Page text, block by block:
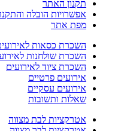
תקנון האתר
אפשרויות הובלה והתקנה
מפת אתר
השכרת כסאות לאירועים
השכרת שולחנות לאירועים
השכרת ציוד לאירועים
אירועים פרטיים
אירועים עסקיים
שאלות ותשובות
אטרקציות לבת מצווה